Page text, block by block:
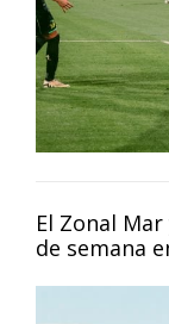
El Zonal
de semana